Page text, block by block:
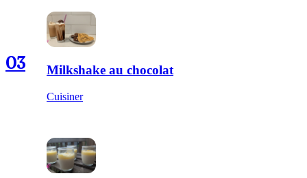
03 Milkshake au chocolat
Cuisiner